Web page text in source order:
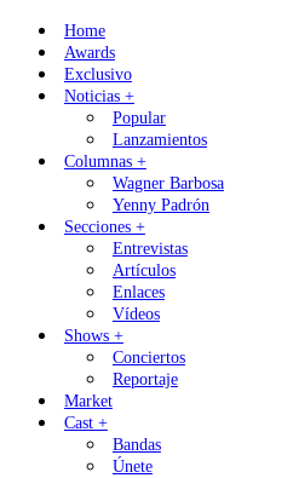
Skip
content
Home
Awards
Exclusivo
Noticias +
Popular
Lanzamientos
Columnas +
Wagner Barbosa
Yenny Padrón
Secciones +
Entrevistas
Artículos
Enlaces
Vídeos
Shows +
Conciertos
Reportaje
Market
Cast +
Bandas
Únete